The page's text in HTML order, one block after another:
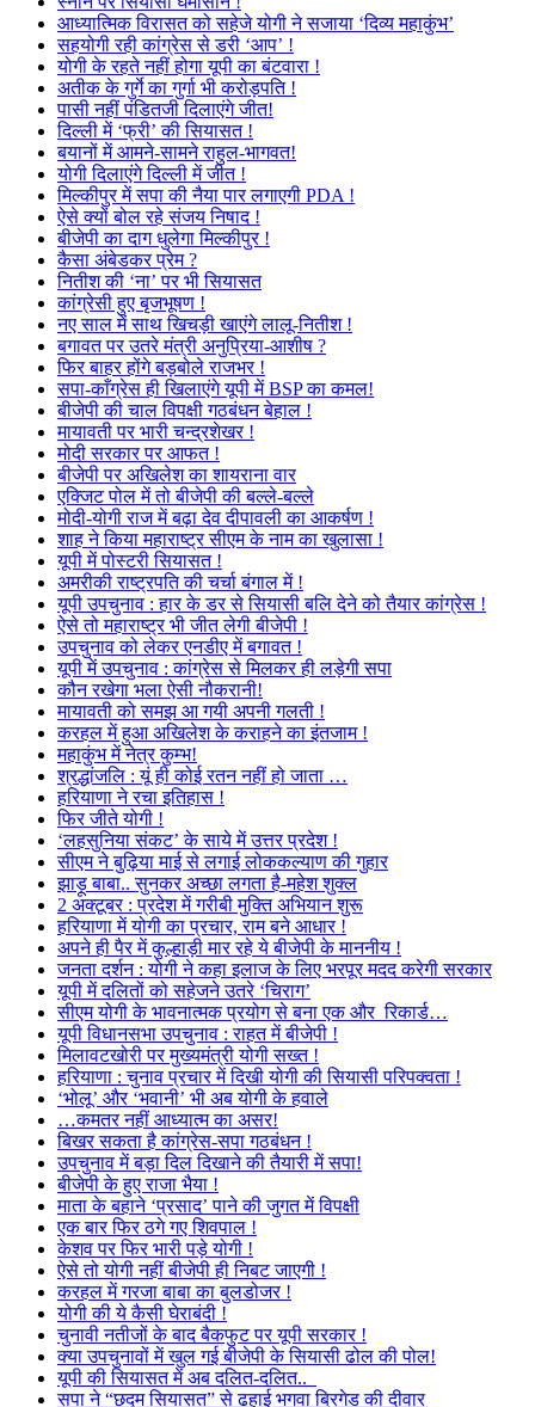
आध्यात्मिक विरासत को सहेजे योगी ने सजाया ‘दिव्य महाकुंभ’
सहयोगी रही कांग्रेस से डरी ‘आप’ !
योगी के रहते नहीं होगा यूपी का बंटवारा !
अतीक के गुर्गे का गुर्गा भी करोड़पति !
पासी नहीं पंडितजी दिलाएंगे जीत!
दिल्ली में ‘फ्री’ की सियासत !
बयानों में आमने-सामने राहुल-भागवत!
योगी दिलाएंगे दिल्ली में जीत !
मिल्कीपुर में सपा की नैया पार लगाएगी PDA !
ऐसे क्यों बोल रहे संजय निषाद !
बीजेपी का दाग धुलेगा मिल्कीपुर !
कैसा अंबेडकर प्रेम ?
नितीश की ‘ना’ पर भी सियासत
कांग्रेसी हुए बृजभूषण !
नए साल में साथ खिचड़ी खाएंगे लालू-नितीश !
बगावत पर उतरे मंत्री अनुप्रिया-आशीष ?
फिर बाहर होंगे बड़बोले राजभर !
सपा-काँग्रेस ही खिलाएंगे यूपी में BSP का कमल!
बीजेपी की चाल विपक्षी गठबंधन बेहाल !
मायावती पर भारी चन्द्रशेखर !
मोदी सरकार पर आफत !
बीजेपी पर अखिलेश का शायराना वार
एक्जिट पोल में तो बीजेपी की बल्ले-बल्ले
मोदी-योगी राज में बढ़ा देव दीपावली का आकर्षण !
शाह ने किया महाराष्ट्र सीएम के नाम का खुलासा !
यूपी में पोस्टरी सियासत !
अमरीकी राष्ट्रपति की चर्चा बंगाल में !
यूपी उपचुनाव : हार के डर से सियासी बलि देने को तैयार कांग्रेस !
ऐसे तो महाराष्ट्र भी जीत लेगी बीजेपी !
उपचुनाव को लेकर एनडीए में बगावत !
यूपी में उपचुनाव : कांग्रेस से मिलकर ही लड़ेगी सपा
कौन रखेगा भला ऐसी नौकरानी!
मायावती को समझ आ गयी अपनी गलती !
करहल में हुआ अखिलेश के कराहने का इंतजाम !
महाकुंभ में नेत्र कुम्भ!
श्रद्धांजलि : यूं ही कोई रतन नहीं हो जाता …
हरियाणा ने रचा इतिहास !
फिर जीते योगी !
‘लहसुनिया संकट’ के साये में उत्तर प्रदेश !
सीएम ने बुढ़िया माई से लगाई लोककल्याण की गुहार
झाड़ू बाबा.. सुनकर अच्छा लगता है-महेश शुक्ल
2 अक्टूबर : प्रदेश में गरीबी मुक्ति अभियान शुरू
हरियाणा में योगी का प्रचार, राम बने आधार !
अपने ही पैर में कुल्हाड़ी मार रहे ये बीजेपी के माननीय !
जनता दर्शन : योगी ने कहा इलाज के लिए भरपूर मदद करेगी सरकार
यूपी में दलितों को सहेजने उतरे ‘चिराग’
सीएम योगी के भावनात्मक प्रयोग से बना एक और रिकार्ड…
यूपी विधानसभा उपचुनाव : राहत में बीजेपी !
मिलावटखोरी पर मुख्यमंत्री योगी सख्त !
हरियाणा : चुनाव प्रचार में दिखी योगी की सियासी परिपक्वता !
‘भोलू’ और ‘भवानी’ भी अब योगी के हवाले
…कमतर नहीं आध्यात्म का असर!
बिखर सकता है कांग्रेस-सपा गठबंधन !
उपचुनाव में बड़ा दिल दिखाने की तैयारी में सपा!
बीजेपी के हुए राजा भैया !
माता के बहाने ‘प्रसाद’ पाने की जुगत में विपक्षी
एक बार फिर ठगे गए शिवपाल !
केशव पर फिर भारी पड़े योगी !
ऐसे तो योगी नहीं बीजेपी ही निबट जाएगी !
करहल में गरजा बाबा का बुलडोजर !
योगी की ये कैसी घेराबंदी !
चुनावी नतीजों के बाद बैकफुट पर यूपी सरकार !
क्या उपचुनावों में खुल गई बीजेपी के सियासी ढोल की पोल!
यूपी की सियासत में अब दलित-दलित..
सपा ने “छद्म सियासत” से ढहाई भगवा ब्रिगेड की दीवार